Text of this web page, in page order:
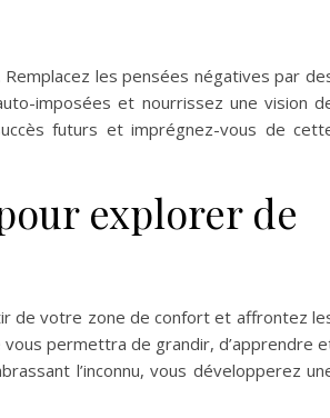
les pensées négatives par
imposées et nourrissez une vision
futurs et imprégnez-vous de
explorer de
de votre zone de confort et affrontez
permettra de grandir, d’apprendre
l’inconnu, vous développerez